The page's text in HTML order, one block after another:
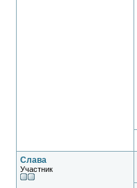
Слава
Участник